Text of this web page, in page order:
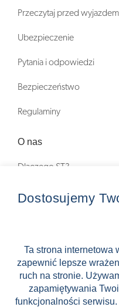
Przeczytaj przed wyjazdem
Ubezpieczenie
Pytania i odpowiedzi
Bezpieczeństwo
Regulaminy
O nas
Dlaczego ST?
Zostań Pilotem wycieczek!
Zniżki
FAQ
ST INCENTIVE
Dostosujemy
Ta strona internetowa
zapewnić lepsze
ruch na stronie.
zapamiętywania
funkcjonalności